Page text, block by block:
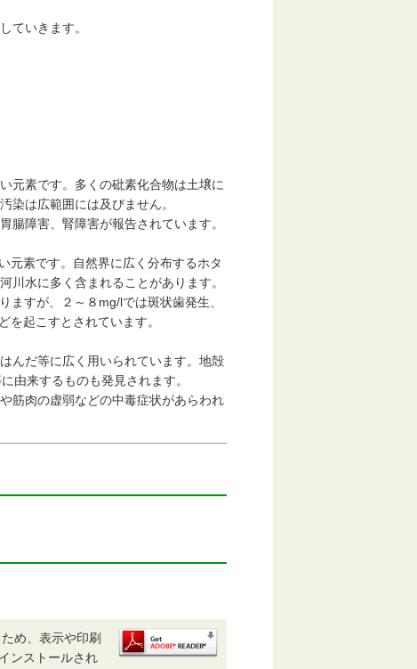
ていきます。
元素です。多くの砒素化合物は土壌に
染は広範囲には及びません。
腸障害、腎障害が報告されています。
元素です。自然界に広く分布するホタ
川水に多く含まれることがあります。
すが、２～８mg/lでは斑状歯発生、
を起こすとされています。
んだ等に広く用いられています。地殻
由来するものも発見されます。
筋肉の虚弱などの中毒症状があらわれ
め、表示や印刷
ンストールされ